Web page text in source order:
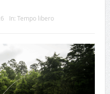
In: Tempo libero